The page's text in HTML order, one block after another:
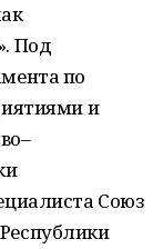
Под
по
и
Союз